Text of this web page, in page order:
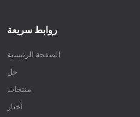
روابط سريعة
الصفحة الرئيسية
حل
منتجات
أخبار